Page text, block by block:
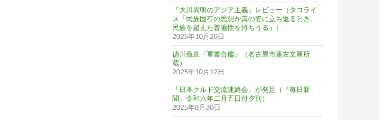
『大川周明のアジア主義』レビュー（タコライ
ス「民族固有の思想が真の姿に立ち返るとき、
民族を超えた普遍性を持ちうる」）
2025年10月20日
徳川義直『軍書合鑑』（名古屋市蓬左文庫所
蔵）
2025年10月12日
「日本クルド交流連絡会」が発足（『毎日新
聞』令和六年二月五日付夕刊）
2025年8月30日